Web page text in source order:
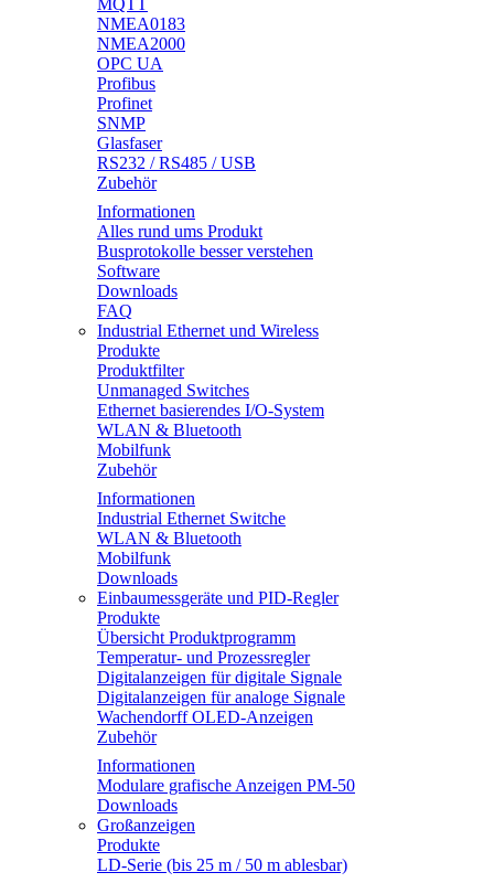
MQTT
NMEA0183
NMEA2000
OPC UA
Profibus
Profinet
SNMP
Glasfaser
RS232 / RS485 / USB
Zubehör
Informationen
Alles rund ums Produkt
Busprotokolle besser verstehen
Software
Downloads
FAQ
Industrial Ethernet und Wireless
Produkte
Produktfilter
Unmanaged Switches
Ethernet basierendes I/O-System
WLAN & Bluetooth
Mobilfunk
Zubehör
Informationen
Industrial Ethernet Switche
WLAN & Bluetooth
Mobilfunk
Downloads
Einbaumessgeräte und PID-Regler
Produkte
Übersicht Produktprogramm
Temperatur- und Prozessregler
Digitalanzeigen für digitale Signale
Digitalanzeigen für analoge Signale
Wachendorff OLED-Anzeigen
Zubehör
Informationen
Modulare grafische Anzeigen PM-50
Downloads
Großanzeigen
Produkte
LD-Serie (bis 25 m / 50 m ablesbar)